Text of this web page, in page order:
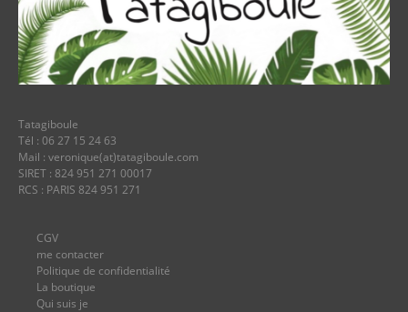
Tatagiboule
Tél : 06 27 15 24 63
Mail : veronique(at)tatagiboule.com
SIRET : 824 951 271 00017
RCS : PARIS 824 951 271
CGV
me contacter
Politique de confidentialité
La boutique
Qui suis je